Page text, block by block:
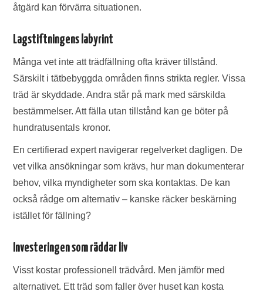
åtgärd kan förvärra situationen.
Lagstiftningens labyrint
Många vet inte att trädfällning ofta kräver tillstånd.
Särskilt i tätbebyggda områden finns strikta regler. Vissa
träd är skyddade. Andra står på mark med särskilda
bestämmelser. Att fälla utan tillstånd kan ge böter på
hundratusentals kronor.
En certifierad expert navigerar regelverket dagligen. De
vet vilka ansökningar som krävs, hur man dokumenterar
behov, vilka myndigheter som ska kontaktas. De kan
också rådge om alternativ – kanske räcker beskärning
istället för fällning?
Investeringen som räddar liv
Visst kostar professionell trädvård. Men jämför med
alternativet. Ett träd som faller över huset kan kosta